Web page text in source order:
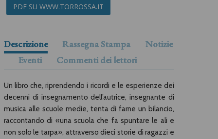
PDF SU WWW.TORROSSA.IT
Descrizione Rassegna Stampa
Notizie
Eventi
Commenti dei lettori
Un libro che, riprendendo i ricordi e le esperienze dei
decenni di insegnamento dell’autrice, insegnante di
musica alle scuole medie, tenta di farne un bilancio,
raccontando di «una scuola che fa spuntare le ali e
non solo le tarpa», attraverso dieci storie di ragazzi e